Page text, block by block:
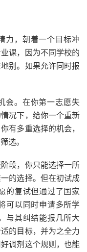
力，朝着一个目标冲
课，因为不同学校的
别。如果允许同时报
会。在你第一志愿失
况下，给你一个重新
有多重选择的机会，
选。
段，你只能选择一所
的选择。但在初试成
的复试但通过了国家
可以同时申请多所学
与其纠结能报几所大
的目标，并为之全力
调剂这个规则，也能